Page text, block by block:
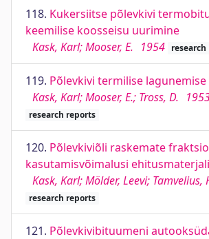
118. Kukersiitse põlevkivi
keemilise koosseisu uurimine
Kask, Karl; Mooser, E. 1954
119. Põlevkivi termilise
Kask, Karl; Mooser, E.; Tross, D.
research reports
120. Põlevkiviõli raskemate
kasutamisvõimalusi
Kask, Karl; Mölder, Leevi; Tamvelius,
research reports
121. Põlevkivibituumeni